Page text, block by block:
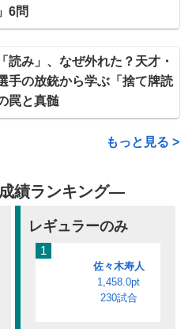
6問
読み」、なぜ外れた？天才・
手の放銃から学ぶ「捨て牌読
罠と真髄
もっと見る >
績ランキング―
レギュラーのみ
1
佐々木寿人
1,458.0pt
230試合